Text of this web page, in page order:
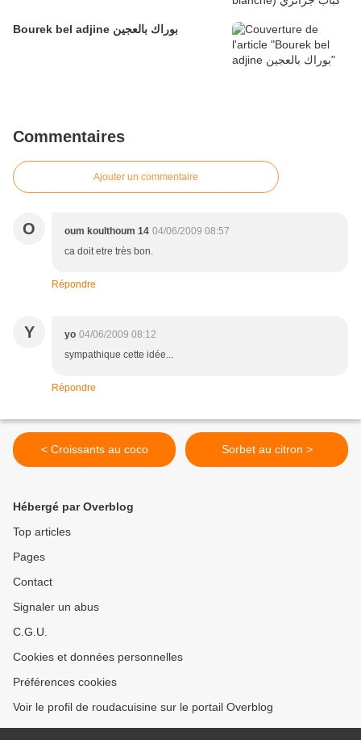
Bourek bel adjine بوراك بالعجين
Commentaires
Ajouter un commentaire
O oum koulthoum 14 04/06/2009 08:57
ca doit etre très bon.
Répondre
Y yo 04/06/2009 08:12
sympathique cette idée...
Répondre
< Croissants au coco Sorbet au citron >
Hébergé par Overblog
Top articles
Pages
Contact
Signaler un abus
C.G.U.
Cookies et données personnelles
Préférences cookies
Voir le profil de roudacuisine sur le portail Overblog